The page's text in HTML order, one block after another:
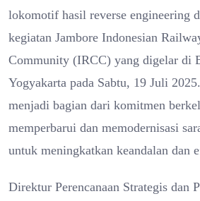
lokomotif hasil reverse engineering
kegiatan Jambore Indonesian
Community (IRCC) yang digelar di
Yogyakarta pada Sabtu, 19 Juli
menjadi bagian dari komitmen
memperbarui dan memodernisasi
untuk meningkatkan keandalan dan
Direktur Perencanaan Strategis dan